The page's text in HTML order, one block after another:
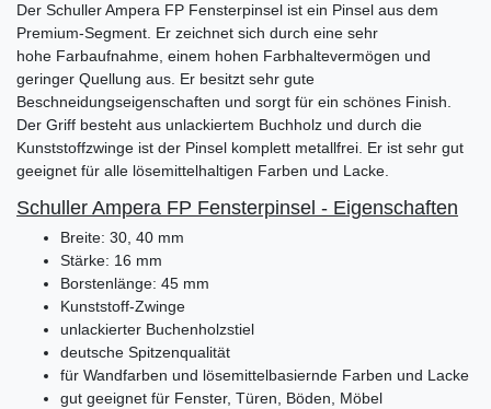
Der Schuller Ampera FP Fensterpinsel ist ein Pinsel aus dem
Premium-Segment. Er zeichnet sich durch eine sehr
hohe Farbaufnahme, einem hohen Farbhaltevermögen und
geringer Quellung aus. Er besitzt sehr gute
Beschneidungseigenschaften und sorgt für ein schönes Finish.
Der Griff besteht aus unlackiertem Buchholz und durch die
Kunststoffzwinge ist der Pinsel komplett metallfrei. Er ist sehr gut
geeignet für alle lösemittelhaltigen Farben und Lacke.
Schuller Ampera FP Fensterpinsel - Eigenschaften
Breite: 30, 40 mm
Stärke: 16 mm
Borstenlänge: 45 mm
Kunststoff-Zwinge
unlackierter Buchenholzstiel
deutsche Spitzenqualität
für Wandfarben und lösemittelbasiernde Farben und Lacke
gut geeignet für Fenster, Türen, Böden, Möbel